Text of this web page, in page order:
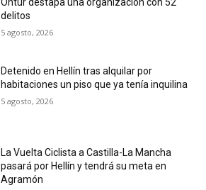
delitos
5 agosto, 2026
Detenido en Hellín tras alquilar por
habitaciones un piso que ya tenía inquilina
5 agosto, 2026
La Vuelta Ciclista a Castilla-La Mancha
pasará por Hellín y tendrá su meta en
Agramón